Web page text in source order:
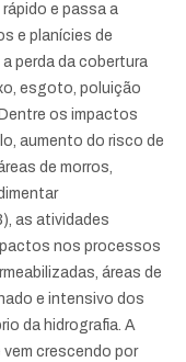
e passa a
e planícies de
perda da cobertura
esgoto, poluição
os impactos
aumento do risco de
de morros,
as atividades
nos processos
áreas de
e intensivo dos
da hidrografia. A
vem crescendo por